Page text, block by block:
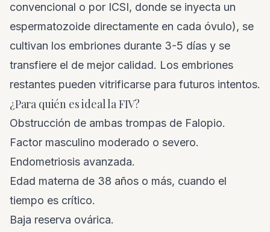
convencional o por ICSI, donde se inyecta un
espermatozoide directamente en cada óvulo), se
cultivan los embriones durante 3-5 días y se
transfiere el de mejor calidad. Los embriones
restantes pueden vitrificarse para futuros intentos.
¿Para quién es ideal la FIV?
Obstrucción de ambas trompas de Falopio.
Factor masculino moderado o severo.
Endometriosis avanzada.
Edad materna de 38 años o más, cuando el
tiempo es crítico.
Baja reserva ovárica.